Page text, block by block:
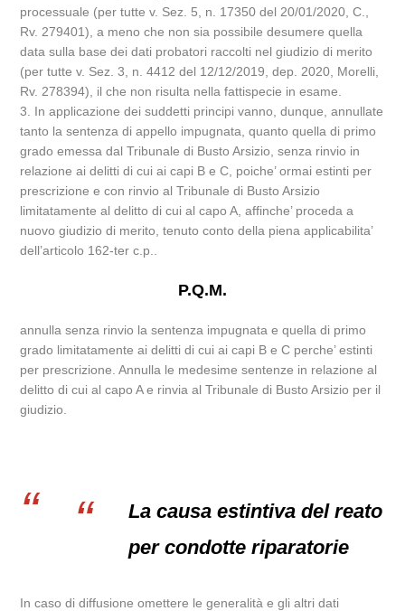
processuale (per tutte v. Sez. 5, n. 17350 del 20/01/2020, C.,
Rv. 279401), a meno che non sia possibile desumere quella
data sulla base dei dati probatori raccolti nel giudizio di merito
(per tutte v. Sez. 3, n. 4412 del 12/12/2019, dep. 2020, Morelli,
Rv. 278394), il che non risulta nella fattispecie in esame.
3. In applicazione dei suddetti principi vanno, dunque, annullate
tanto la sentenza di appello impugnata, quanto quella di primo
grado emessa dal Tribunale di Busto Arsizio, senza rinvio in
relazione ai delitti di cui ai capi B e C, poiche’ ormai estinti per
prescrizione e con rinvio al Tribunale di Busto Arsizio
limitatamente al delitto di cui al capo A, affinche’ proceda a
nuovo giudizio di merito, tenuto conto della piena applicabilita’
dell’articolo 162-ter c.p..
P.Q.M.
annulla senza rinvio la sentenza impugnata e quella di primo
grado limitatamente ai delitti di cui ai capi B e C perche’ estinti
per prescrizione. Annulla le medesime sentenze in relazione al
delitto di cui al capo A e rinvia al Tribunale di Busto Arsizio per il
giudizio.
La causa estintiva del reato
per condotte riparatorie
In caso di diffusione omettere le generalità e gli altri dati